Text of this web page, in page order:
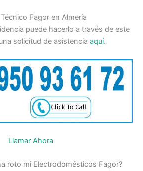
Fagor en Almería
puede hacerlo a través de este
solicitud de asistencia aquí.
Llamar Ahora
roto mi Electrodomésticos Fagor?